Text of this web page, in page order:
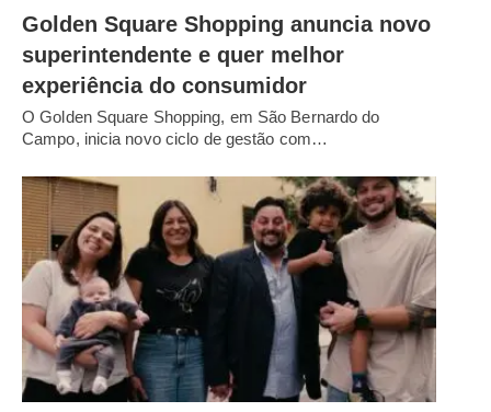
Golden Square Shopping anuncia novo
superintendente e quer melhor
experiência do consumidor
O Golden Square Shopping, em São Bernardo do
Campo, inicia novo ciclo de gestão com…